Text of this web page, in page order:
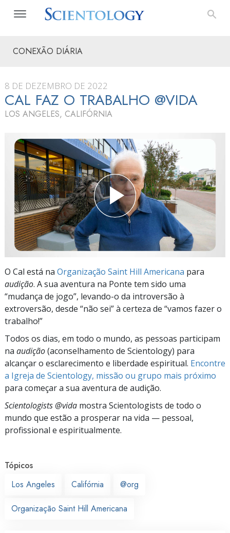
CONEXÃO DIÁRIA
8 DE DEZEMBRO DE 2022
CAL FAZ O TRABALHO @VIDA
LOS ANGELES, CALIFÓRNIA
O Cal está na Organização Saint Hill Americana para
audição. A sua aventura na Ponte tem sido uma
“mudança de jogo”, levando-o da introversão à
extroversão, desde “não sei” à certeza de “vamos fazer o
trabalho!”
Todos os dias, em todo o mundo, as pessoas participam
na audição(aconselhamento de Scientology) para
alcançar o esclarecimento e liberdade espiritual. Encontre
a Igreja de Scientology, missão ou grupo mais próximo
para começar a sua aventura de audição.
Scientologists @vida mostra Scientologists de todo o
mundo que estão a prosperar na vida — pessoal,
profissional e espiritualmente.
Tópicos
Los Angeles
Califórnia @org
Organização Saint Hill Americana